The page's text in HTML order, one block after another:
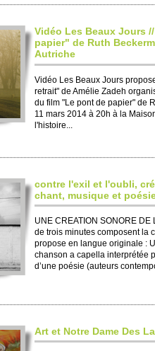
Vidéo Les Beaux Jours
papier" de Ruth
Autriche
Vidéo Les Beaux Jours
re­trait" de Amélie Zadeh
du film "Le pont de papier" de
11 mars 2014 à 20h à la
l'histo­ire...
contre l'exil et l'oubli,
chant, musique et
UNE CRE­ATION SONORE DE
de trois minutes co­mposent la
pro­pose en langue originale :
chanson a cape­lla interprétée
d’une poésie (aute­urs
Art et Notre Dame Des